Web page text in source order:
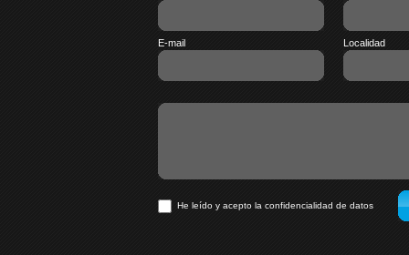
E-mail Localidad
He leído y acepto la confidencialidad de datos